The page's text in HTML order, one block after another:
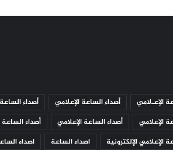
الإعـلامي أصداء الساعة الإعلامي أصداء
الإعلامي
أصداء الساعة الإعلامي أصداء الساعة
الإعلامي الإلكترونية
اصداء الساعة
اصداء